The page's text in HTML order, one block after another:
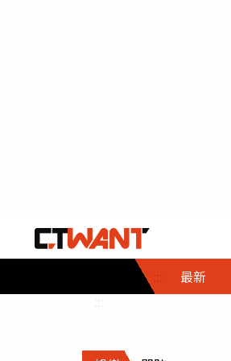
::: 最新
社會首頁
時事
調查
娛樂首頁
即時